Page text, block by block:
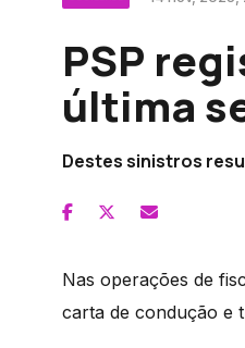
PSP
última
Destes sinistros
Nas operações de
carta de condução e